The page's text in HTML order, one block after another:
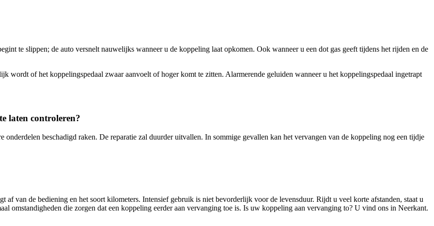
te slippen; de auto versnelt nauwelijks wanneer u de koppeling laat opkomen. Ook wanneer u een dot gas geeft tijdens het rijden en de
wordt of het koppelingspedaal zwaar aanvoelt of hoger komt te zitten. Alarmerende geluiden wanneer u het koppelingspedaal ingetrapt
laten controleren?
onderdelen beschadigd raken. De reparatie zal duurder uitvallen. In sommige gevallen kan het vervangen van de koppeling nog een tijdje
af van de bediening en het soort kilometers. Intensief gebruik is niet bevorderlijk voor de levensduur. Rijdt u veel korte afstanden, staat u
omstandigheden die zorgen dat een koppeling eerder aan vervanging toe is. Is uw koppeling aan vervanging to? U vind ons in Neerkant.